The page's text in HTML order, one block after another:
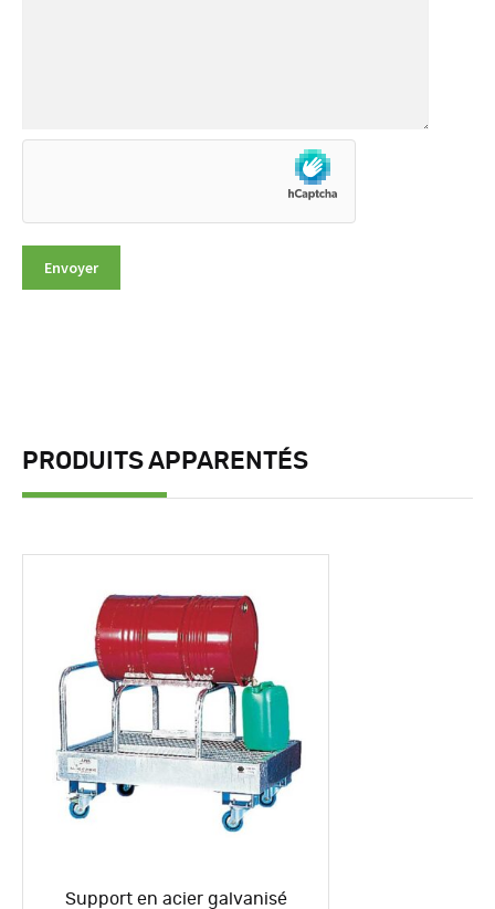
PRODUITS APPARENTÉS
Support en acier galvanisé